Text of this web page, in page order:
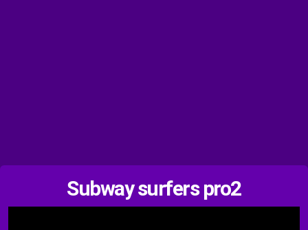
Subway surfers pro2